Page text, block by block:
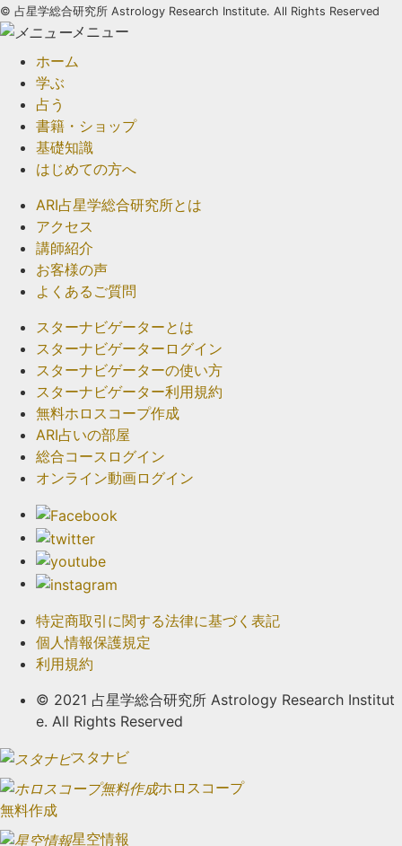
© 占星学総合研究所 Astrology Research Institute. All Rights Reserved
メニュー
ホーム
学ぶ
占う
書籍・ショップ
基礎知識
はじめての方へ
ARI占星学総合研究所とは
アクセス
講師紹介
お客様の声
よくあるご質問
スターナビゲーターとは
スターナビゲーターログイン
スターナビゲーターの使い方
スターナビゲーター利用規約
無料ホロスコープ作成
ARI占いの部屋
総合コースログイン
オンライン動画ログイン
特定商取引に関する法律に基づく表記
個人情報保護規定
利用規約
© 2021 占星学総合研究所 Astrology Research Institut
e. All Rights Reserved
スタナビ
ホロスコープ
無料作成
星空情報